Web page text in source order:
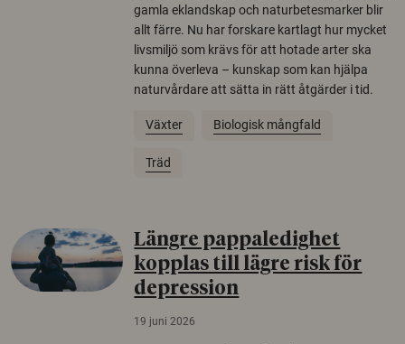
gamla eklandskap och naturbetesmarker blir
allt färre. Nu har forskare kartlagt hur mycket
livsmiljö som krävs för att hotade arter ska
kunna överleva – kunskap som kan hjälpa
naturvårdare att sätta in rätt åtgärder i tid.
Växter Biologisk mångfald
Träd
Längre pappaledighet
kopplas till lägre risk för
depression
19 juni 2026